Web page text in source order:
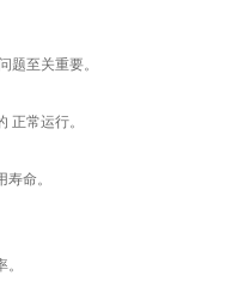
题至关重要。
正常运行。
命。